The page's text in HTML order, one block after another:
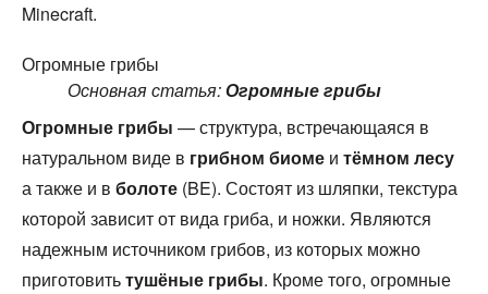
Minecraft.
Огромные грибы
Основная статья:Огромные грибы
Огромные грибы — структура, встречающаяся в
натуральном виде в грибном биоме и тёмном лесу
а также и в болоте (BE). Состоят из шляпки, текстура
которой зависит от вида гриба, и ножки. Являются
надежным источником грибов, из которых можно
приготовитьтушёные грибы. Кроме того, огромные